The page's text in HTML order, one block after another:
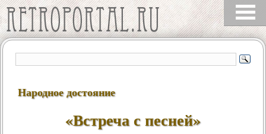
Народное достояние
«Встреча с песней»